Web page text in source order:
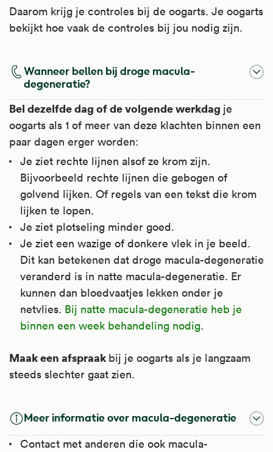
Daarom krijg je controles bij de oogarts. Je oogarts
bekijkt hoe vaak de controles bij jou nodig zijn.
Wanneer bellen bij droge macula-
degeneratie?
Bel dezelfde dag of de volgende werkdag je
oogarts als 1 of meer van deze klachten binnen een
paar dagen erger worden:
Je ziet rechte lijnen alsof ze krom zijn.
Bijvoorbeeld rechte lijnen die gebogen of
golvend lijken. Of regels van een tekst die krom
lijken te lopen.
Je ziet plotseling minder goed.
Je ziet een wazige of donkere vlek in je beeld.
Dit kan betekenen dat droge macula-degeneratie
veranderd is in natte macula-degeneratie. Er
kunnen dan bloedvaatjes lekken onder je
netvlies. Bij natte macula-degeneratie heb je
binnen een week behandeling nodig.
Maak een afspraak bij je oogarts als je langzaam
steeds slechter gaat zien.
Meer informatie over macula-degeneratie
Contact met anderen die ook macula-